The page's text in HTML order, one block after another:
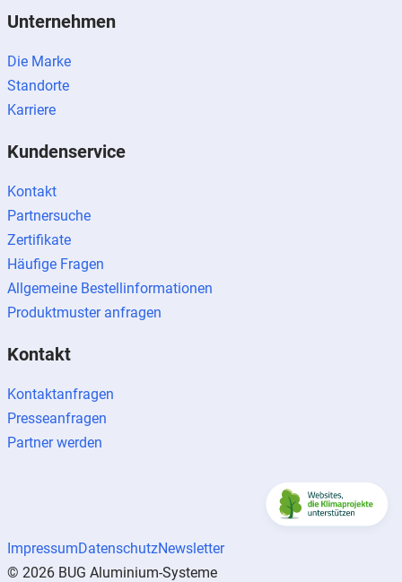
Unternehmen
Die Marke
Standorte
Karriere
Kundenservice
Kontakt
Partnersuche
Zertifikate
Häufige Fragen
Allgemeine Bestellinformationen
Produktmuster anfragen
Kontakt
Kontaktanfragen
Presseanfragen
Partner werden
ImpressumDatenschutzNewsletter
© 2026 BUG Aluminium-Systeme